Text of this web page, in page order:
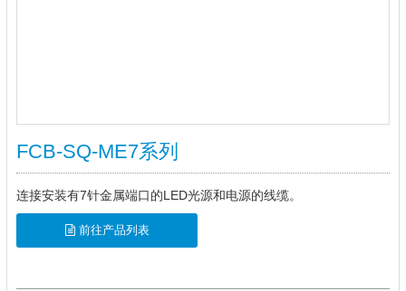
FCB-SQ-ME7系列
连接安装有7针金属端口的LED光源和电源的线缆。
前往产品列表